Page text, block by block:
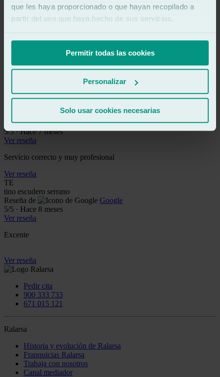
que les haya proporcionado o que hayan recopilado a
partir del uso que haya hecho de sus servicios.
Permitir todas las cookies
Personalizar
Solo usar cookies necesarias
o. olivella
Reseña de
Google
Ralarsa en calle solanas de Sant Boi de lo mejor. Me cambiaron la
con peligro de que me entrase agua. Personal muy amable y
Ver reseña
Reseña de
Google
5/5· Hace 7 meses
Ver reseña
Servicio correcto y muy profesional
Ver reseña
TE
tino escudero serrano
Reseña de
Google
5/5 · Hace 8 meses
Ver reseña
Excente
Ver reseña
Pedir cita
900 333 733
671 015 121
Ralarsa
Historia y evolución de Ralarsa
Franquicias Ralarsa
Trabaja con nosotros
Canal mediador